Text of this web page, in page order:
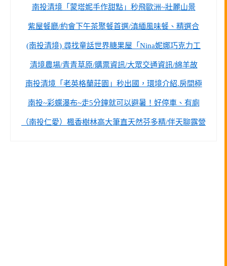
南投清境「蒙塔妮手作甜點」秒飛歐洲~壯麗山景
紫屋餐廳/約會下午茶聚餐首選/滇緬風味餐、精選合
(南投清境) 尋找童話世界糖果屋「Nina妮娜巧克力工
清境農場/青青草原/購票資訊/大眾交通資訊/綿羊故
南投清境「老英格蘭莊園」秒出國，環境介紹.房間極
南投~彩蝶瀑布~走5分鐘就可以避暑！好停車、有廁
（南投仁愛）楓香樹林高大筆直天然芬多精/伴天聊露營